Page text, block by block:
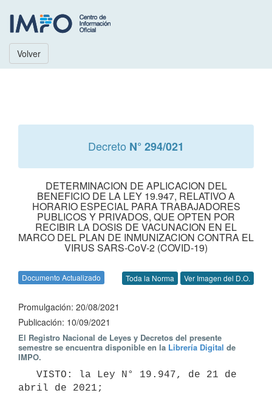
Volver
Decreto N° 294/021
DETERMINACION DE APLICACION DEL
BENEFICIO DE LA LEY 19.947, RELATIVO A
HORARIO ESPECIAL PARA TRABAJADORES
PUBLICOS Y PRIVADOS, QUE OPTEN POR
RECIBIR LA DOSIS DE VACUNACION EN EL
MARCO DEL PLAN DE INMUNIZACION CONTRA EL
VIRUS SARS-CoV-2 (COVID-19)
Documento Actualizado Toda la Norma Ver Imagen del D.O.
Promulgación: 20/08/2021
Publicación: 10/09/2021
El Registro Nacional de Leyes y Decretos del presente
semestre se encuentra disponible en la Librería Digital de
IMPO.
abril de 2021;